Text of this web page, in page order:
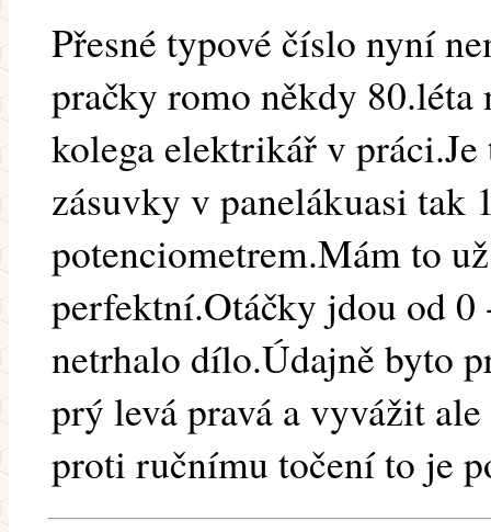
Přesné typové číslo nyní
pračky romo někdy
kolega elektrikář v
zásuvky v panelákuasi tak
potenciometrem.Mám to
perfektní.Otáčky jdou od 0
netrhalo dílo.Údajně byto
prý levá pravá a vyvážit
proti ručnímu točení to je